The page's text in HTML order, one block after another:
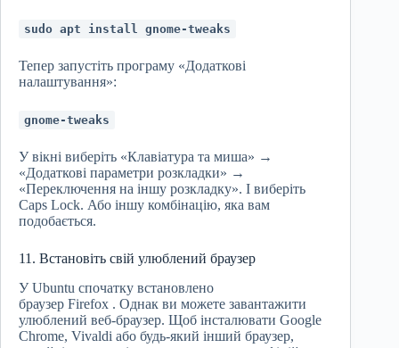
sudo apt install gnome‑tweaks
Тепер запустіть програму «Додаткові
налаштування»:
gnome‑tweaks
У вікні виберіть «Клавіатура та миша» →
«Додаткові параметри розкладки» →
«Переключення на іншу розкладку». І виберіть
Caps Lock. Або іншу комбінацію, яка вам
подобається.
11. Встановіть свій улюблений браузер
У Ubuntu спочатку встановлено
браузер Firefox . Однак ви можете завантажити
улюблений веб-браузер. Щоб інсталювати Google
Chrome, Vivaldi або будь-який інший браузер,